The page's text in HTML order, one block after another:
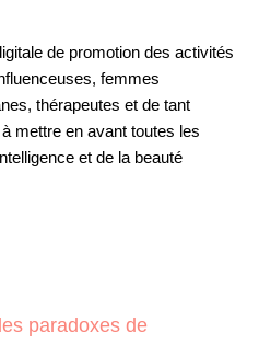
de promotion des activités
femmes
thérapeutes et de tant
mettre en avant toutes les
et de la beauté
paradoxes de